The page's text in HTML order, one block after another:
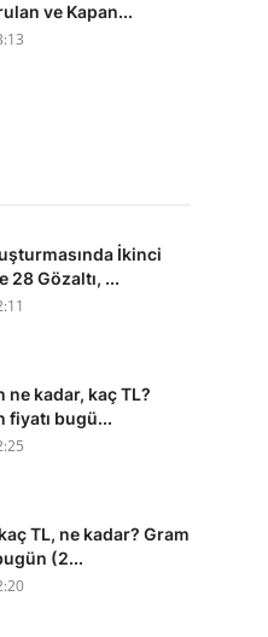
ve Kapan...
İkinci
28 Gözaltı, ...
ne kadar, kaç TL?
fiyatı bugü...
TL, ne kadar? Gram
(2...